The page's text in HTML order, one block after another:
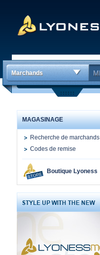
Marchands
MAGASINAGE
Recherche de marchands
Codes de remise
Boutique Lyoness